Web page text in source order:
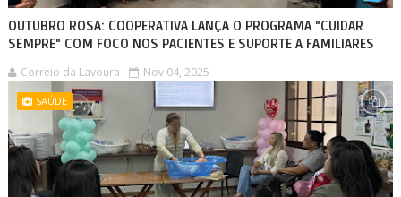
OUTUBRO ROSA: COOPERATIVA LANÇA O PROGRAMA "CUIDAR
SEMPRE" COM FOCO NOS PACIENTES E SUPORTE A FAMILIARES
Correio da Lavoura Nov 04, 2025
SAÚDE